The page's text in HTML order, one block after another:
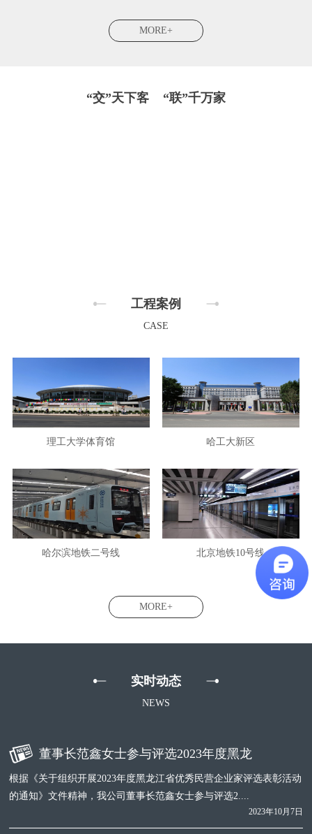
MORE+
“交”天下客 “联”千万家
工程案例
CASE
理工大学体育馆 哈工大新区
哈尔滨地铁二号线 北京地铁10号线
MORE+
实时动态
NEWS
董事长范鑫女士参与评选2023年度黑龙
根据《关于组织开展2023年度黑龙江省优秀民营企业家评选表彰活动
的通知》文件精神，我公司董事长范鑫女士参与评选2....
2023年10月7日